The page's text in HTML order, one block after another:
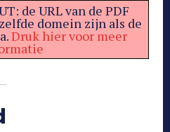
de URL van de PDF
domein zijn als de
Druk hier voor meer